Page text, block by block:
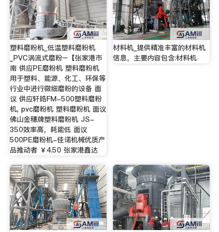
塑料磨粉机_低温塑料磨粉机
_PVC涡流式磨粉–【张家港市
南 供应PE磨粉机 塑料磨粉机
用于塑料、能源、化工、环保等
行业中进行微细磨粉的设备 面
议 供应轩皓FM-500塑料磨粉
机, pvc磨粉机 塑料磨粉机 面议
佛山金穗牌塑料磨粉机 JS-
350效率高，耗能低 面议
500PE磨粉机-佳诺机械优质产
品推动者 ￥4.50 张家港鑫达
材料机_提供精准丰富的材料机
信息，主要内容包含:材料机